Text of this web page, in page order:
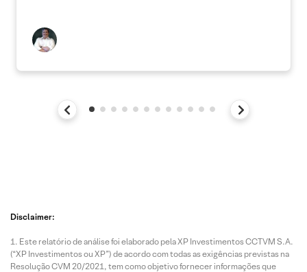
Disclaimer:
Este relatório de análise foi elaborado pela XP Investimentos CCTVM S.A.
(“XP Investimentos ou XP”) de acordo com todas as exigências previstas na
Resolução CVM 20/2021, tem como objetivo fornecer informações que